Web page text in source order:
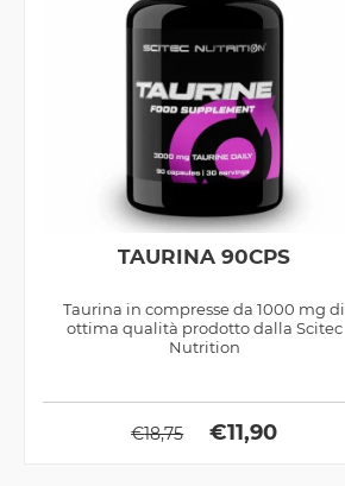
TAURINA 90CPS
Taurina in compresse da 1000 mg di
ottima qualità prodotto dalla Scitec
Nutrition
€18,75 €11,90